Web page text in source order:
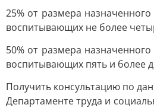
25% от размера
воспитывающих не более
50% от размера
воспитывающих пять и более
Получить консультацию по
Департаменте труда и